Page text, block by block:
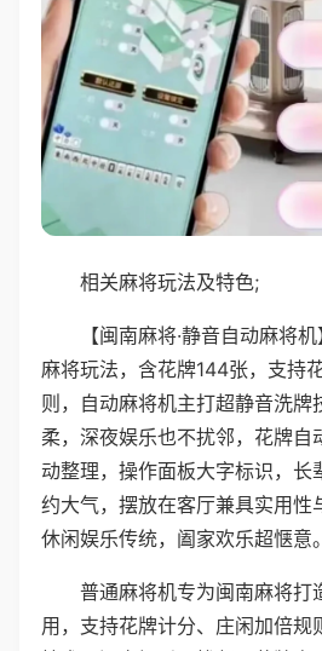
相关麻将玩法及特色;
【闽南麻将·静音自动麻将
麻将玩法，含花牌144张，支持
则，自动麻将机主打超静音洗牌
柔，深夜娱乐也不扰邻，花牌自
动整理，操作面板大字标识，长
约大气，摆放在客厅兼具实用性
休闲娱乐传统，阖家欢乐超惬意。
普通麻将机专为闽南麻将打
用，支持花牌计分、庄闲加倍规